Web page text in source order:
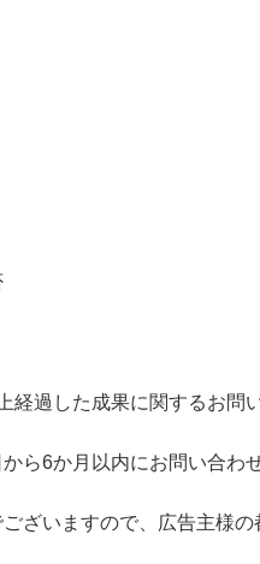
過した成果に関するお問
ら6か月以内にお問い合わ
ざいますので、広告主様